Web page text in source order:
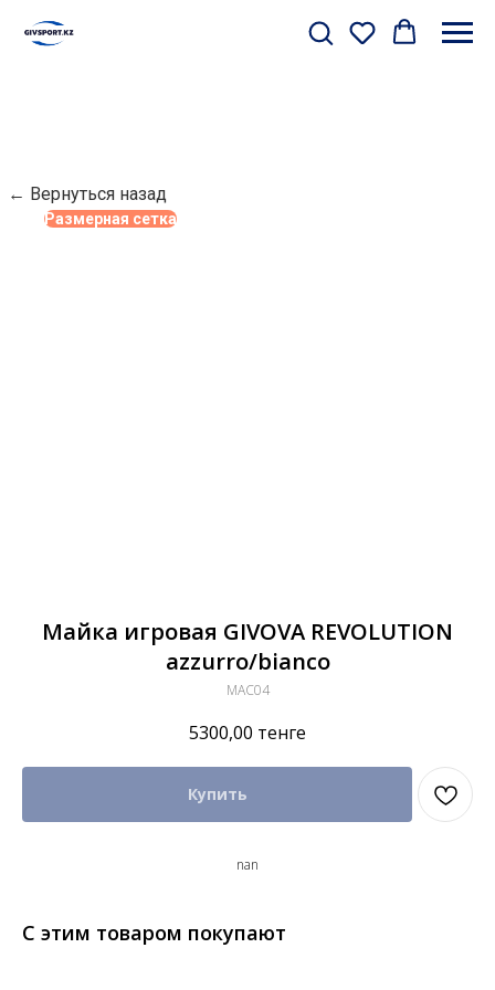
← Вернуться назад
Размерная сетка
Майка игровая GIVOVA REVOLUTION
azzurro/bianco
MAC04
5300,00 тенге
Купить
nan
С этим товаром покупают